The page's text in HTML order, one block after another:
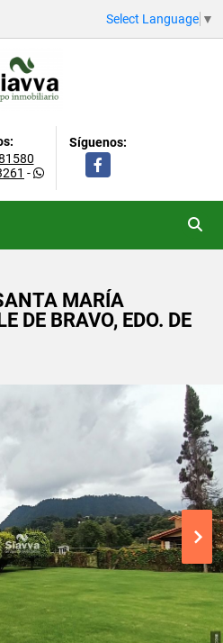
Select Language ▼
-
Síguenos:
Facebook
MARÍA
DE BRAVO, EDO. DE